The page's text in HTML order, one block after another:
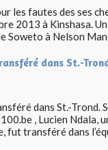
les fautes des ses
2013 à Kinshasa.
Soweto à Nelson
dans St.-
dans St.-Trond.
, Lucien Ndala,
fut transféré dans